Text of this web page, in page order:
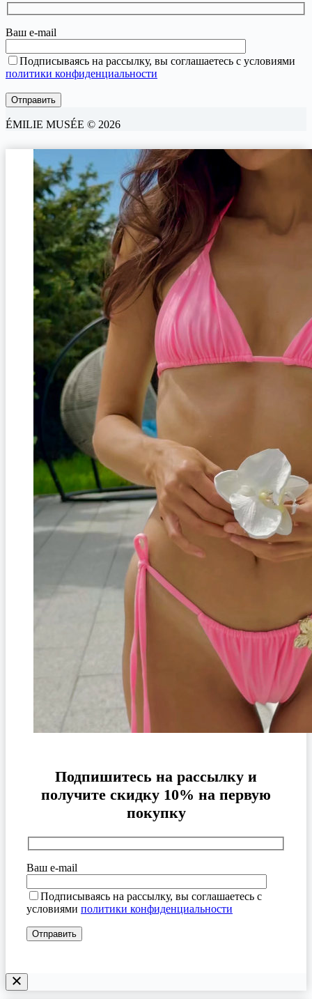
Ваш e-mail
Подписываясь на рассылку, вы соглашаетесь с условиями
политики конфиденциальности
ÉMILIE MUSÉE © 2026
Подпишитесь на рассылку и
получите скидку 10% на первую
покупку
Ваш e-mail
Подписываясь на рассылку, вы соглашаетесь с
условиями политики конфиденциальности